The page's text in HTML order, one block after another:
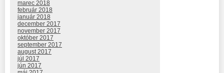
marec 2018
február 2018
január 2018
december 2017
november 2017
október 2017
september 2017
august 2017
júl 2017
jún 2017